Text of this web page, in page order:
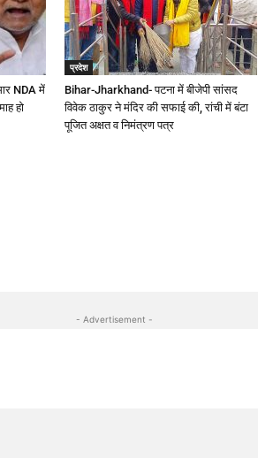
NDA में
हो
प्रदेश
Bihar-Jharkhand- पटना में बीजेपी सांसद
विवेक ठाकुर ने मंदिर की सफाई की, रांची में बंटा
पूजित अक्षत व निमंत्रण पत्र
- Advertisement -